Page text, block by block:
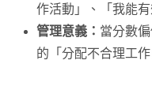
作活動」、「我能
管理意義： 當分數
的「分配不合理工